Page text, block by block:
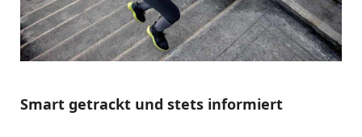
Smart getrackt und stets informiert